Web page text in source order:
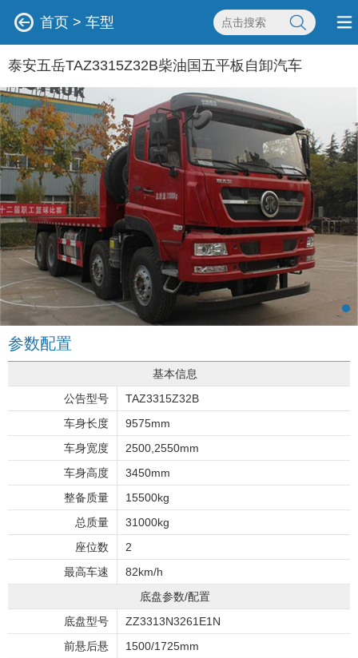
首页 > 车型
泰安五岳TAZ3315Z32B柴油国五平板自卸汽车
参数配置
基本信息
公告型号
TAZ3315Z32B
车身长度
9575mm
车身宽度
2500,2550mm
车身高度
3450mm
整备质量
15500kg
总质量
31000kg
座位数
2
最高车速
82km/h
底盘参数/配置
底盘型号
ZZ3313N3261E1N
前悬后悬
1500/1725mm